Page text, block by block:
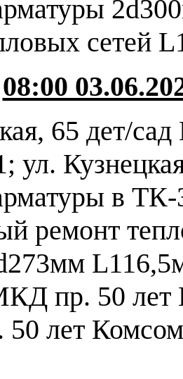
сетей
08:00
65 дет/
ул.
в
ремонт
пр. 50
50 лет